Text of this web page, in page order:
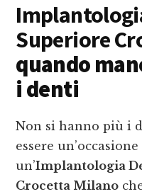
Superiore
quando
i denti
Non si hanno più i
essere
un’Implantologia
Crocetta Milano